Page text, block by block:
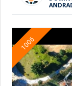
1006